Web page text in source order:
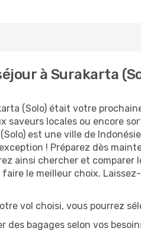
à Surakarta
(Solo) était votre
saveurs locales ou encore
est une ville de
! Préparez dès
ainsi chercher et comparer
le meilleur choix.
vol choisi, vous pourrez
des bagages selon vos